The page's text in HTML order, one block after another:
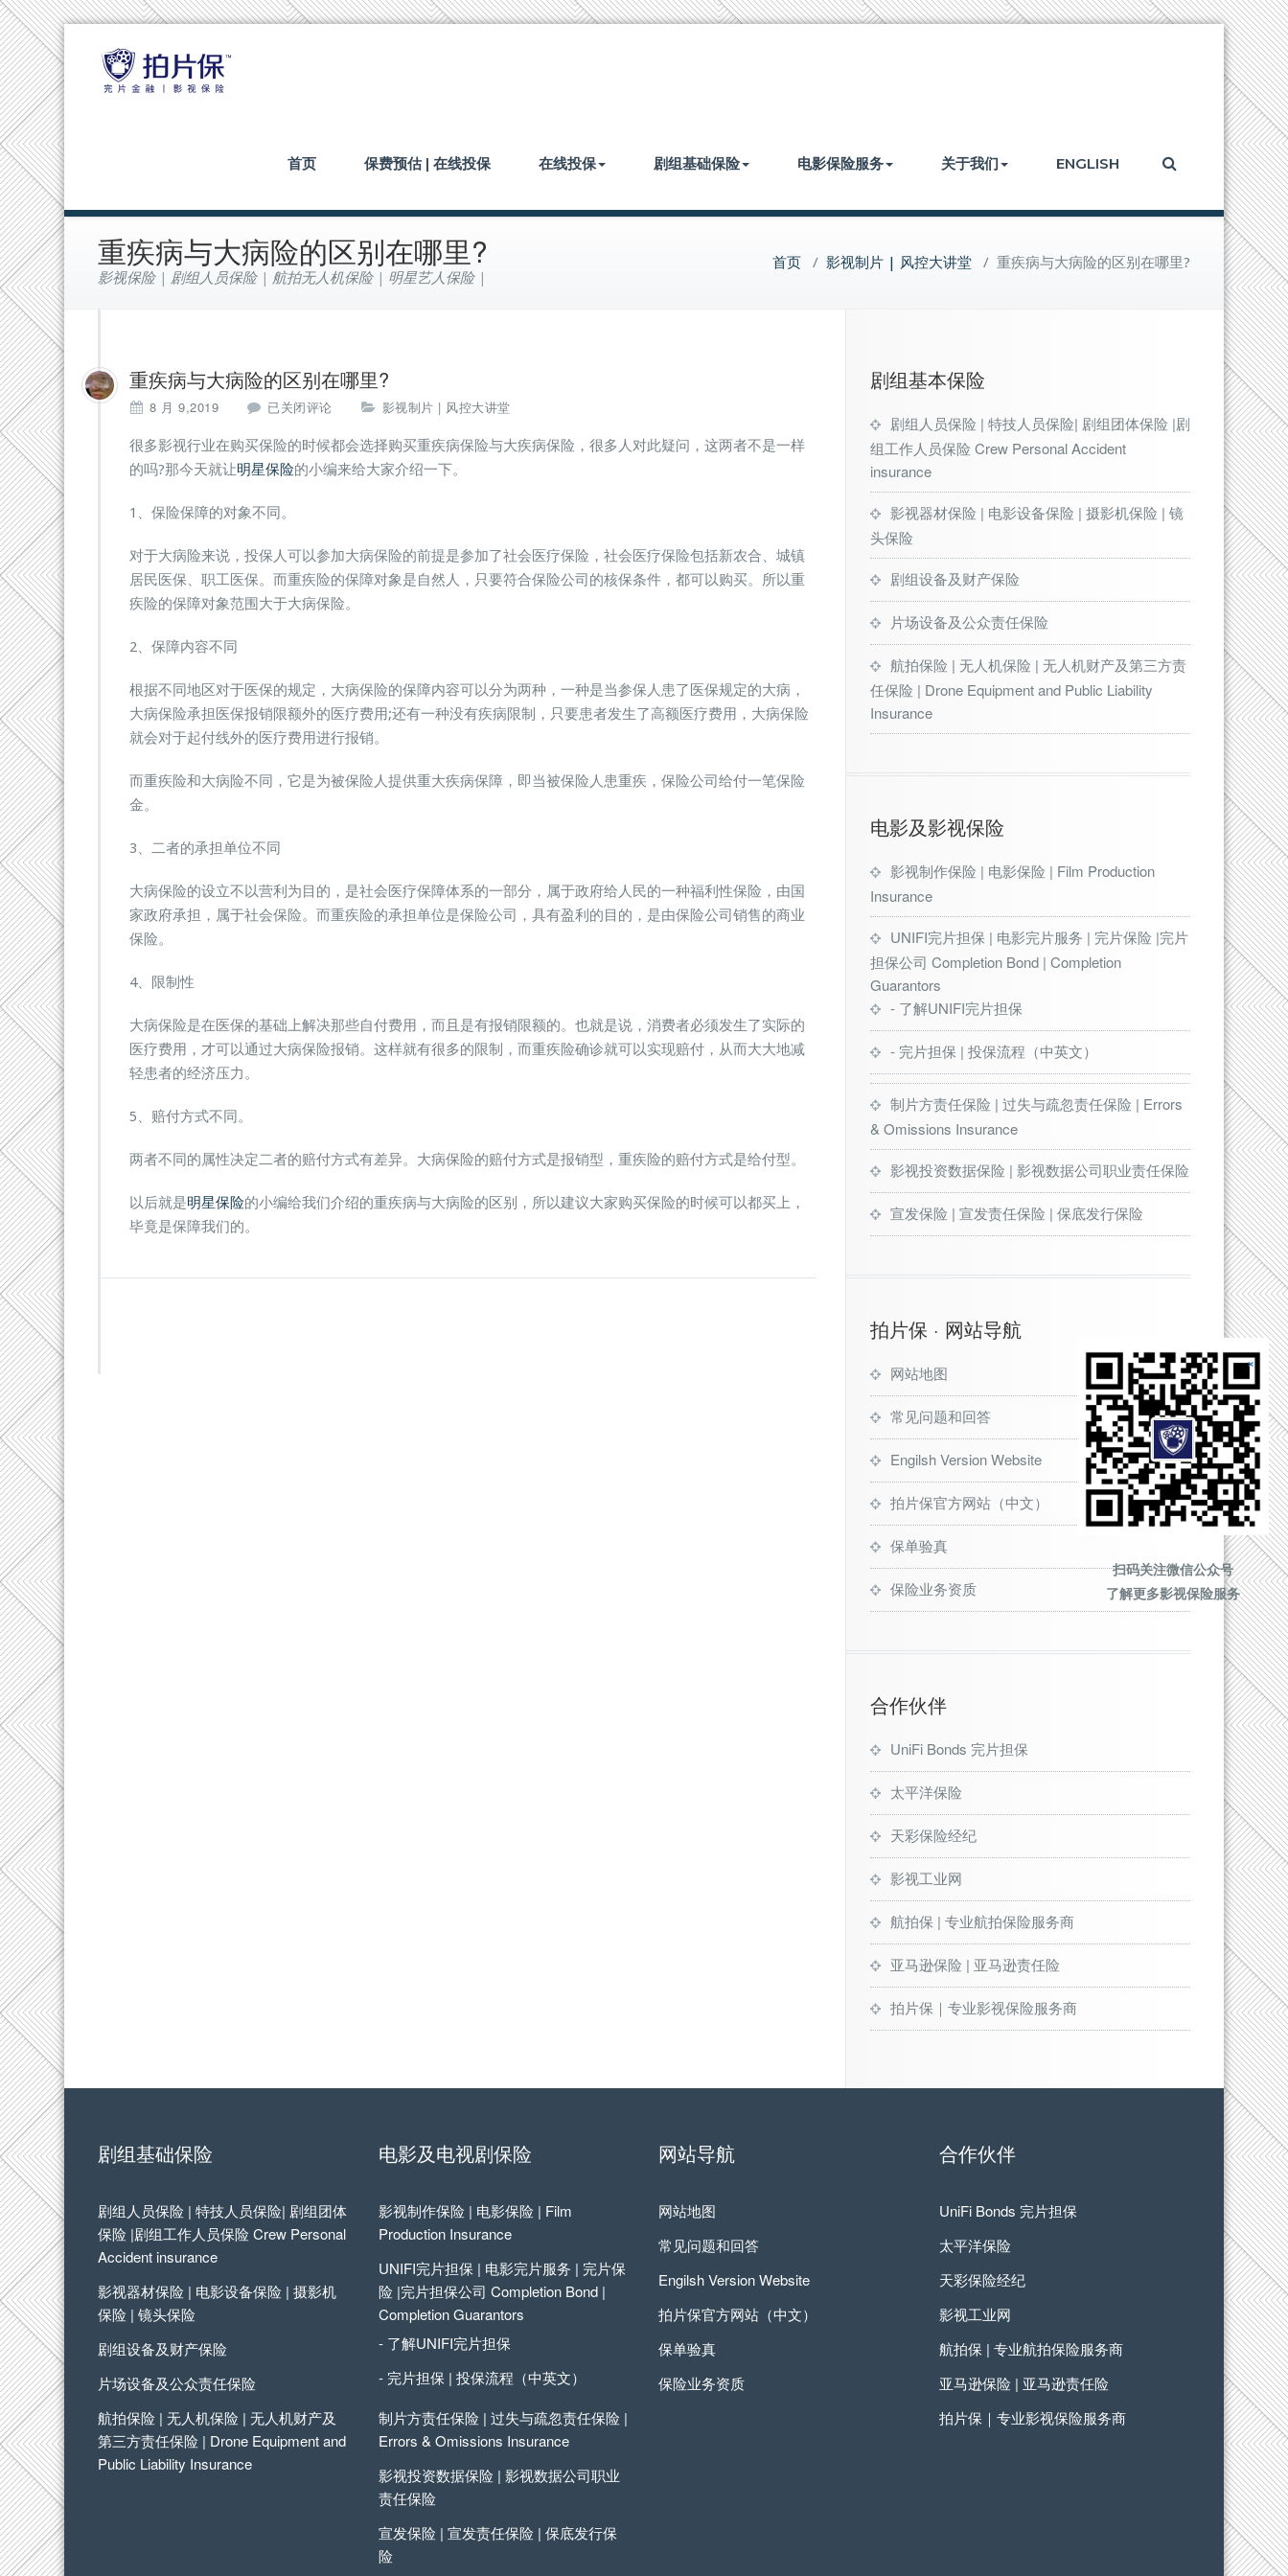
首页 保费预估 | 在线投保 在线投保 剧组基础保险 电影保险服务 关于我们 ENGLISH
重疾病与大病险的区别在哪里?
影视保险 | 剧组人员保险 | 航拍无人机保险 | 明星艺人保险 |
首页 / 影视制片 | 风控大讲堂 / 重疾病与大病险的区别在哪里?
重疾病与大病险的区别在哪里?
8 月 9,2019
重
病
与
大
病
险
区
别
在
哪
已关闭评论 影视制片 | 风控大讲堂
很多影视行业在购买保险的时候都会选择购买重疾病保险与大疾病保险，很多人对此疑问，这两者不是一样
的吗?那今天就让明星保险的小编来给大家介绍一下。
1、保险保障的对象不同。
对于大病险来说，投保人可以参加大病保险的前提是参加了社会医疗保险，社会医疗保险包括新农合、城镇
居民医保、职工医保。而重疾险的保障对象是自然人，只要符合保险公司的核保条件，都可以购买。所以重
疾险的保障对象范围大于大病保险。
2、保障内容不同
根据不同地区对于医保的规定，大病保险的保障内容可以分为两种，一种是当参保人患了医保规定的大病，
大病保险承担医保报销限额外的医疗费用;还有一种没有疾病限制，只要患者发生了高额医疗费用，大病保险
就会对于起付线外的医疗费用进行报销。
而重疾险和大病险不同，它是为被保险人提供重大疾病保障，即当被保险人患重疾，保险公司给付一笔保险
金。
3、二者的承担单位不同
大病保险的设立不以营利为目的，是社会医疗保障体系的一部分，属于政府给人民的一种福利性保险，由国
家政府承担，属于社会保险。而重疾险的承担单位是保险公司，具有盈利的目的，是由保险公司销售的商业
保险。
4、限制性
大病保险是在医保的基础上解决那些自付费用，而且是有报销限额的。也就是说，消费者必须发生了实际的
医疗费用，才可以通过大病保险报销。这样就有很多的限制，而重疾险确诊就可以实现赔付，从而大大地减
轻患者的经济压力。
5、赔付方式不同。
两者不同的属性决定二者的赔付方式有差异。大病保险的赔付方式是报销型，重疾险的赔付方式是给付型。
以后就是明星保险的小编给我们介绍的重疾病与大病险的区别，所以建议大家购买保险的时候可以都买上，
毕竟是保障我们的。
剧组基本保险
剧组人员保险 | 特技人员保险| 剧组团体保险 |剧
组工作人员保险 Crew Personal Accident
insurance
影视器材保险 | 电影设备保险 | 摄影机保险 | 镜
头保险
剧组设备及财产保险
片场设备及公众责任保险
航拍保险 | 无人机保险 | 无人机财产及第三方责
任保险 | Drone Equipment and Public Liability
Insurance
电影及影视保险
影视制作保险 | 电影保险 | Film Production
Insurance
UNIFI完片担保 | 电影完片服务 | 完片保险 |完片
担保公司 Completion Bond | Completion
Guarantors
- 了解UNIFI完片担保
- 完片担保 | 投保流程（中英文）
制片方责任保险 | 过失与疏忽责任保险 | Errors
& Omissions Insurance
影视投资数据保险 | 影视数据公司职业责任保险
宣发保险 | 宣发责任保险 | 保底发行保险
拍片保 · 网站导航
网站地图
常见问题和回答
Engilsh Version Website
拍片保官方网站（中文）
保单验真
保险业务资质
合作伙伴
UniFi Bonds 完片担保
太平洋保险
天彩保险经纪
影视工业网
航拍保 | 专业航拍保险服务商
亚马逊保险 | 亚马逊责任险
拍片保｜专业影视保险服务商
剧组基础保险
剧组人员保险 | 特技人员保险| 剧组团体
保险 |剧组工作人员保险 Crew Personal
Accident insurance
影视器材保险 | 电影设备保险 | 摄影机
保险 | 镜头保险
剧组设备及财产保险
片场设备及公众责任保险
航拍保险 | 无人机保险 | 无人机财产及
第三方责任保险 | Drone Equipment and
Public Liability Insurance
电影及电视剧保险
影视制作保险 | 电影保险 | Film
Production Insurance
UNIFI完片担保 | 电影完片服务 | 完片保
险 |完片担保公司 Completion Bond |
Completion Guarantors
- 了解UNIFI完片担保
- 完片担保 | 投保流程（中英文）
制片方责任保险 | 过失与疏忽责任保险 |
Errors & Omissions Insurance
影视投资数据保险 | 影视数据公司职业
责任保险
宣发保险 | 宣发责任保险 | 保底发行保
险
网站导航
网站地图
常见问题和回答
Engilsh Version Website
拍片保官方网站（中文）
保单验真
保险业务资质
合作伙伴
UniFi Bonds 完片担保
太平洋保险
天彩保险经纪
影视工业网
航拍保 | 专业航拍保险服务商
亚马逊保险 | 亚马逊责任险
拍片保｜专业影视保险服务商
扫码关注微信公众号
了解更多影视保险服务